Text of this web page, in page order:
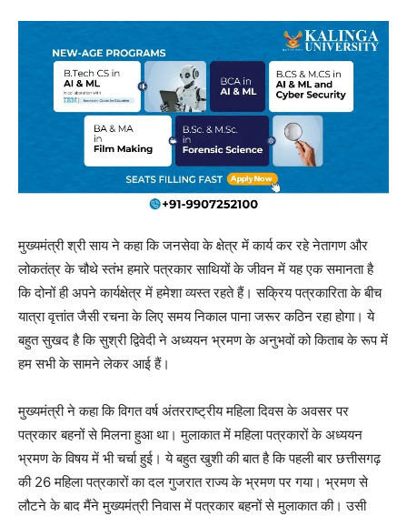
मुख्यमंत्री श्री साय ने कहा कि जनसेवा के क्षेत्र में कार्य कर रहे नेतागण और
लोकतंत्र के चौथे स्तंभ हमारे पत्रकार साथियों के जीवन में यह एक समानता है
कि दोनों ही अपने कार्यक्षेत्र में हमेशा व्यस्त रहते हैं। सक्रिय पत्रकारिता के बीच
यात्रा वृत्तांत जैसी रचना के लिए समय निकाल पाना जरूर कठिन रहा होगा। ये
बहुत सुखद है कि सुश्री द्विवेदी ने अध्ययन भ्रमण के अनुभवों को किताब के रूप में
हम सभी के सामने लेकर आई हैं।
मुख्यमंत्री ने कहा कि विगत वर्ष अंतरराष्ट्रीय महिला दिवस के अवसर पर
पत्रकार बहनों से मिलना हुआ था। मुलाकात में महिला पत्रकारों के अध्ययन
भ्रमण के विषय में भी चर्चा हुई। ये बहुत खुशी की बात है कि पहली बार छत्तीसगढ़
की 26 महिला पत्रकारों का दल गुजरात राज्य के भ्रमण पर गया। भ्रमण से
लौटने के बाद मैंने मुख्यमंत्री निवास में पत्रकार बहनों से मुलाकात की। उसी